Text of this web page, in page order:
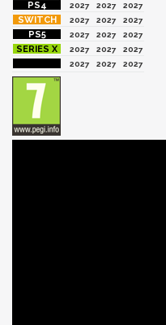
2027
2027
2027
2027
2027
2027
2027
2027
2027
2027
2027
2027
2027
2027 2027